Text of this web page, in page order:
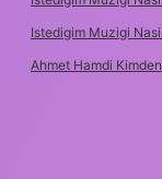
Istedigim Muzigi
Ahmet Hamdi